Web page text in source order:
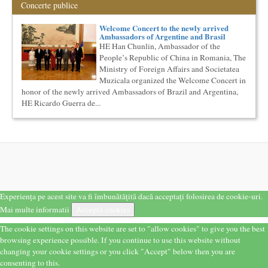
muzicala, cu durata de doi ani, in parteneriat cu Universitatea
Cursul de Muzica universala (anul I)
Societatea Muzicala organizeaza un curs de cultura generala
muzicala de nivel academic, in parteneriat cu Universitatea
Natio...
Masterclass vocal cu Lucas Meachem
Lucas Meachem, marele bariton american, care va sustine
concertul de la Atheneul Roman al Societatii Muzicale din 23
Societatea Muzicala organizeaza un curs de cultura generala
Ziua Internationala a Subtitrarii - Editia I Universitatea din
Bucuresti, Sala James Joyce [sala MTTLC] Str. Pitar Mos nr. ...
Cursul de Sociologie
Societatea Muzicala organizeaza un curs de Sociologie, in
parteneriat cu Facultatea de Sociologie si Asistenta Sociala a
Univ...
Concerte publice
Welcome Concert to the newly arrived
Ambassadors of Argentine and Brasil
HE Han Chunlin, Ambassador of the
People’s Republic of China in Romania, The
Ministry of Foreign Affairs and Societatea
Muzicala organized the Welcome Concert in
honor of the newly arrived Ambassadors of Brazil and Argentina,
HE Ricardo Guerra de...
Experiența pe acest site va fi îmbunătățită dacă acceptați folosirea de cookie-uri.
Mai multe informatii
The cookie settings on this website are set to "allow cookies" to give you the best
browsing experience possible. If you continue to use this website without
changing your cookie settings or you click "Accept" below then you are
consenting to this.